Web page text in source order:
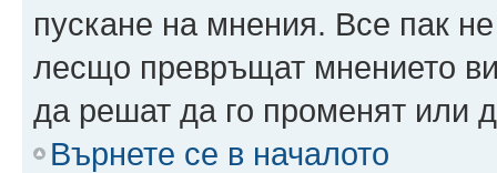
пускане на мнения. Все пак
лесщо превръщат мнението
да решат да го променят или
Върнете се в началото